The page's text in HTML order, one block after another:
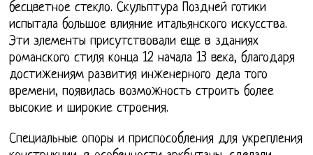
бесцветное стекло. Скульптура Поздней готики
испытала большое влияние итальянского искусства.
Эти элементы присутствовали еще в зданиях
романского стиля конца 12 начала 13 века, благодаря
достижениям развития инженерного дела того
времени, появилась возможность строить более
высокие и широкие строения.
Специальные опоры и приспособления для укрепления